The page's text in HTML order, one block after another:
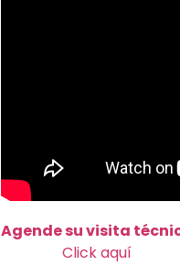
Agende su visita
Click aquí